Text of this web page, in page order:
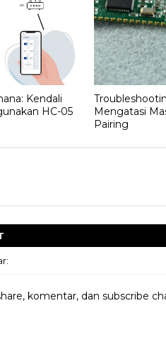
Kendali
HC-05
Mengatasi
Pairing
komentar, dan subscribe